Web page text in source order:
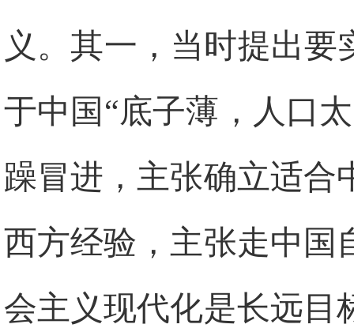
义。其一，当时提出要
于中国“底子薄，人口
躁冒进，主张确立适合
西方经验，主张走中国
会主义现代化是长远目